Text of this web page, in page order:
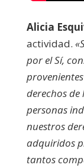
Alicia
actividad.
por el Sí,
derechos de
personas
nuestros
adquiridos
tantos